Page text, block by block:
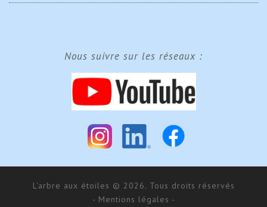
Nous suivre sur les réseaux :
L'arbre aux étoiles © 2026. Tous droits réservés
- Mentions légales -